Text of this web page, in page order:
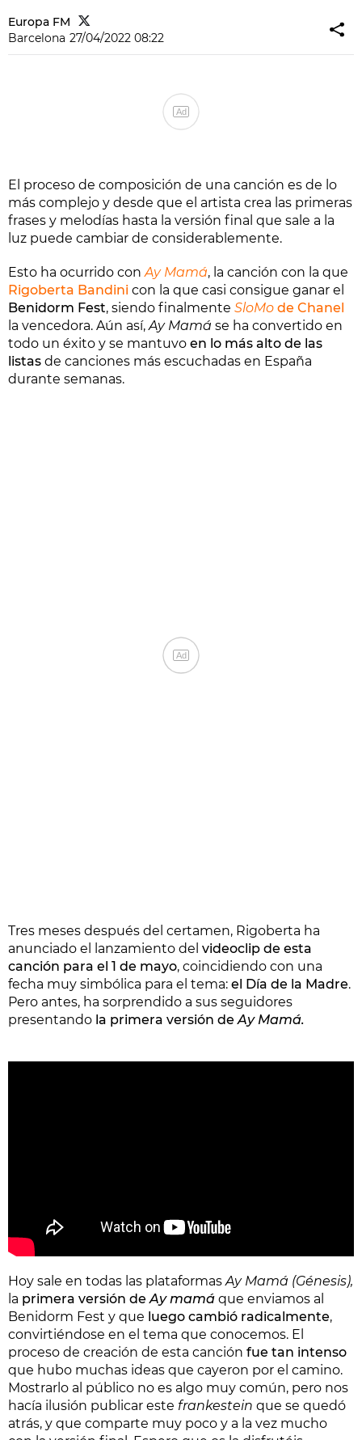
Europa FM
Barcelona 27/04/2022 08:22
Ad
El proceso de composición de una canción es de lo
más complejo y desde que el artista crea las primeras
frases y melodías hasta la versión final que sale a la
luz puede cambiar de considerablemente.
Esto ha ocurrido con Ay Mamá, la canción con la que
Rigoberta Bandini con la que casi consigue ganar el
Benidorm Fest, siendo finalmente SloMo de Chanel
la vencedora. Aún así, Ay Mamá se ha convertido en
todo un éxito y se mantuvo en lo más alto de las
listas de canciones más escuchadas en España
durante semanas.
Ad
Tres meses después del certamen, Rigoberta ha
anunciado el lanzamiento del videoclip de esta
canción para el 1 de mayo, coincidiendo con una
fecha muy simbólica para el tema: el Día de la Madre.
Pero antes, ha sorprendido a sus seguidores
presentando la primera versión de Ay Mamá.
Hoy sale en todas las plataformas Ay Mamá (Génesis),
la primera versión de Ay mamá que enviamos al
Benidorm Fest y que luego cambió radicalmente,
convirtiéndose en el tema que conocemos. El
proceso de creación de esta canción fue tan intenso
que hubo muchas ideas que cayeron por el camino.
Mostrarlo al público no es algo muy común, pero nos
hacía ilusión publicar este frankestein que se quedó
atrás, y que comparte muy poco y a la vez mucho